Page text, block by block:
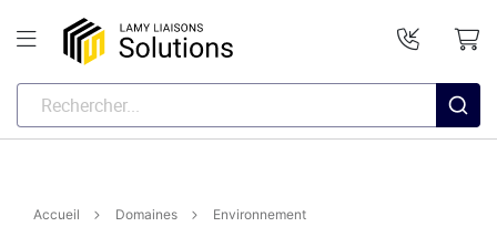
Accueil Domaines Environnement